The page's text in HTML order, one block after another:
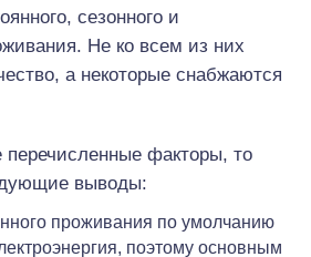
сезонного и
Не ко всем из них
а некоторые снабжаются
факторы, то
выводы:
проживания по умолчанию
поэтому основным